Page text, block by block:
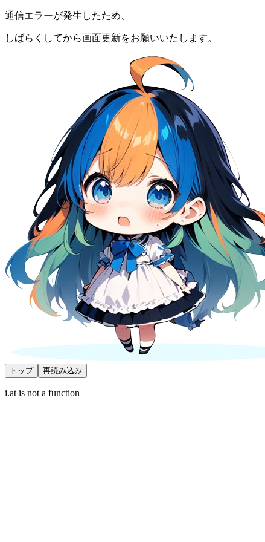
通信エラーが発生したため、
しばらくしてから画面更新をお願いいたします。
トップ 再読み込み
i.at is not a function